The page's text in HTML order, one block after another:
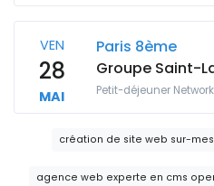
VEN
28
MAI
Paris 8ème
Groupe Saint-
Petit-déjeuner
création de site web sur-
agence web experte en cms